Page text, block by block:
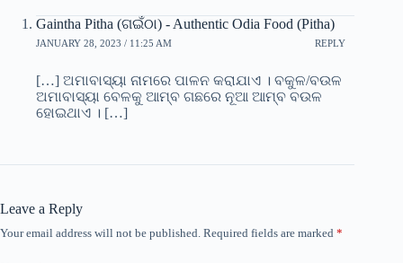
Gaintha Pitha (ଗଇଁଠା) - Authentic Odia Food (Pitha)
JANUARY 28, 2023 / 11:25 AM REPLY
[…] ଅମାବାସ୍ୟା ନାମରେ ପାଳନ କରାଯାଏ । ବକୁଳ/ବଉଳ
ଅମାବାସ୍ୟା ବେଳକୁ ଆମ୍ବ ଗଛରେ ନୂଆ ଆମ୍ବ ବଉଳ
ହୋଇଥାଏ । […]
Leave a Reply
Your email address will not be published. Required fields are marked *